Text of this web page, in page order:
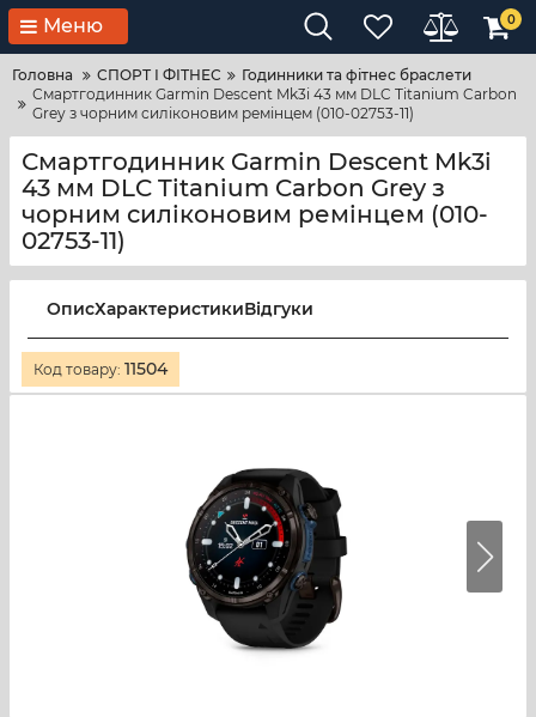
Меню 0
Головна СПОРТ І ФІТНЕС
Годинники та фітнес браслети
Смартгодинник Garmin Descent Mk3i 43 мм DLC Titanium Carbon
Grey з чорним силіконовим ремінцем (010-02753-11)
Смартгодинник Garmin Descent Mk3i
43 мм DLC Titanium Carbon Grey з
чорним силіконовим ремінцем (010-
02753-11)
ОписХарактеристикиВідгуки
Код товару: 11504